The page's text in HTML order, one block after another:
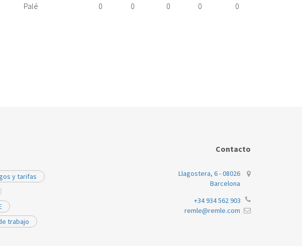
Palé
0 0 0 0 0
y tarifas
trabajo
Contacto
Llagostera, 6 - 08026
Barcelona
+34 934 562 903
remle@remle.com